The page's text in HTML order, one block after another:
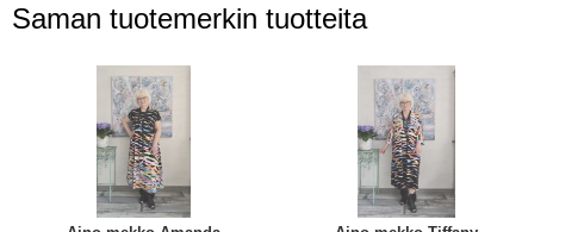
Saman tuotemerkin tuotteita